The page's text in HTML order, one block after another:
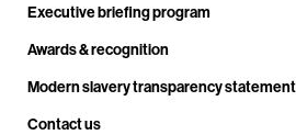
Executive briefing program
Awards & recognition
Modern slavery transparency statement
Contact us